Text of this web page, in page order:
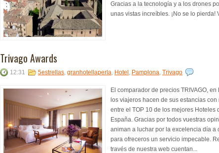
Gracias a la tecnología y a los drones
unas vistas increíbles. ¡No se lo pierda!
Trivago Awards
12:31 5estrellas, granhotellaperla, Hotel , Pamplona, Trivago
El comparador de precios TRIVAGO,
los viajeros hacen de sus estancias
entre el TOP 10 de los mejores Hoteles
España. Gracias por todos vuestras
animan a luchar por la excelencia día a
para ofreceros un servicio impecable.
través de nuestra web cuentan...